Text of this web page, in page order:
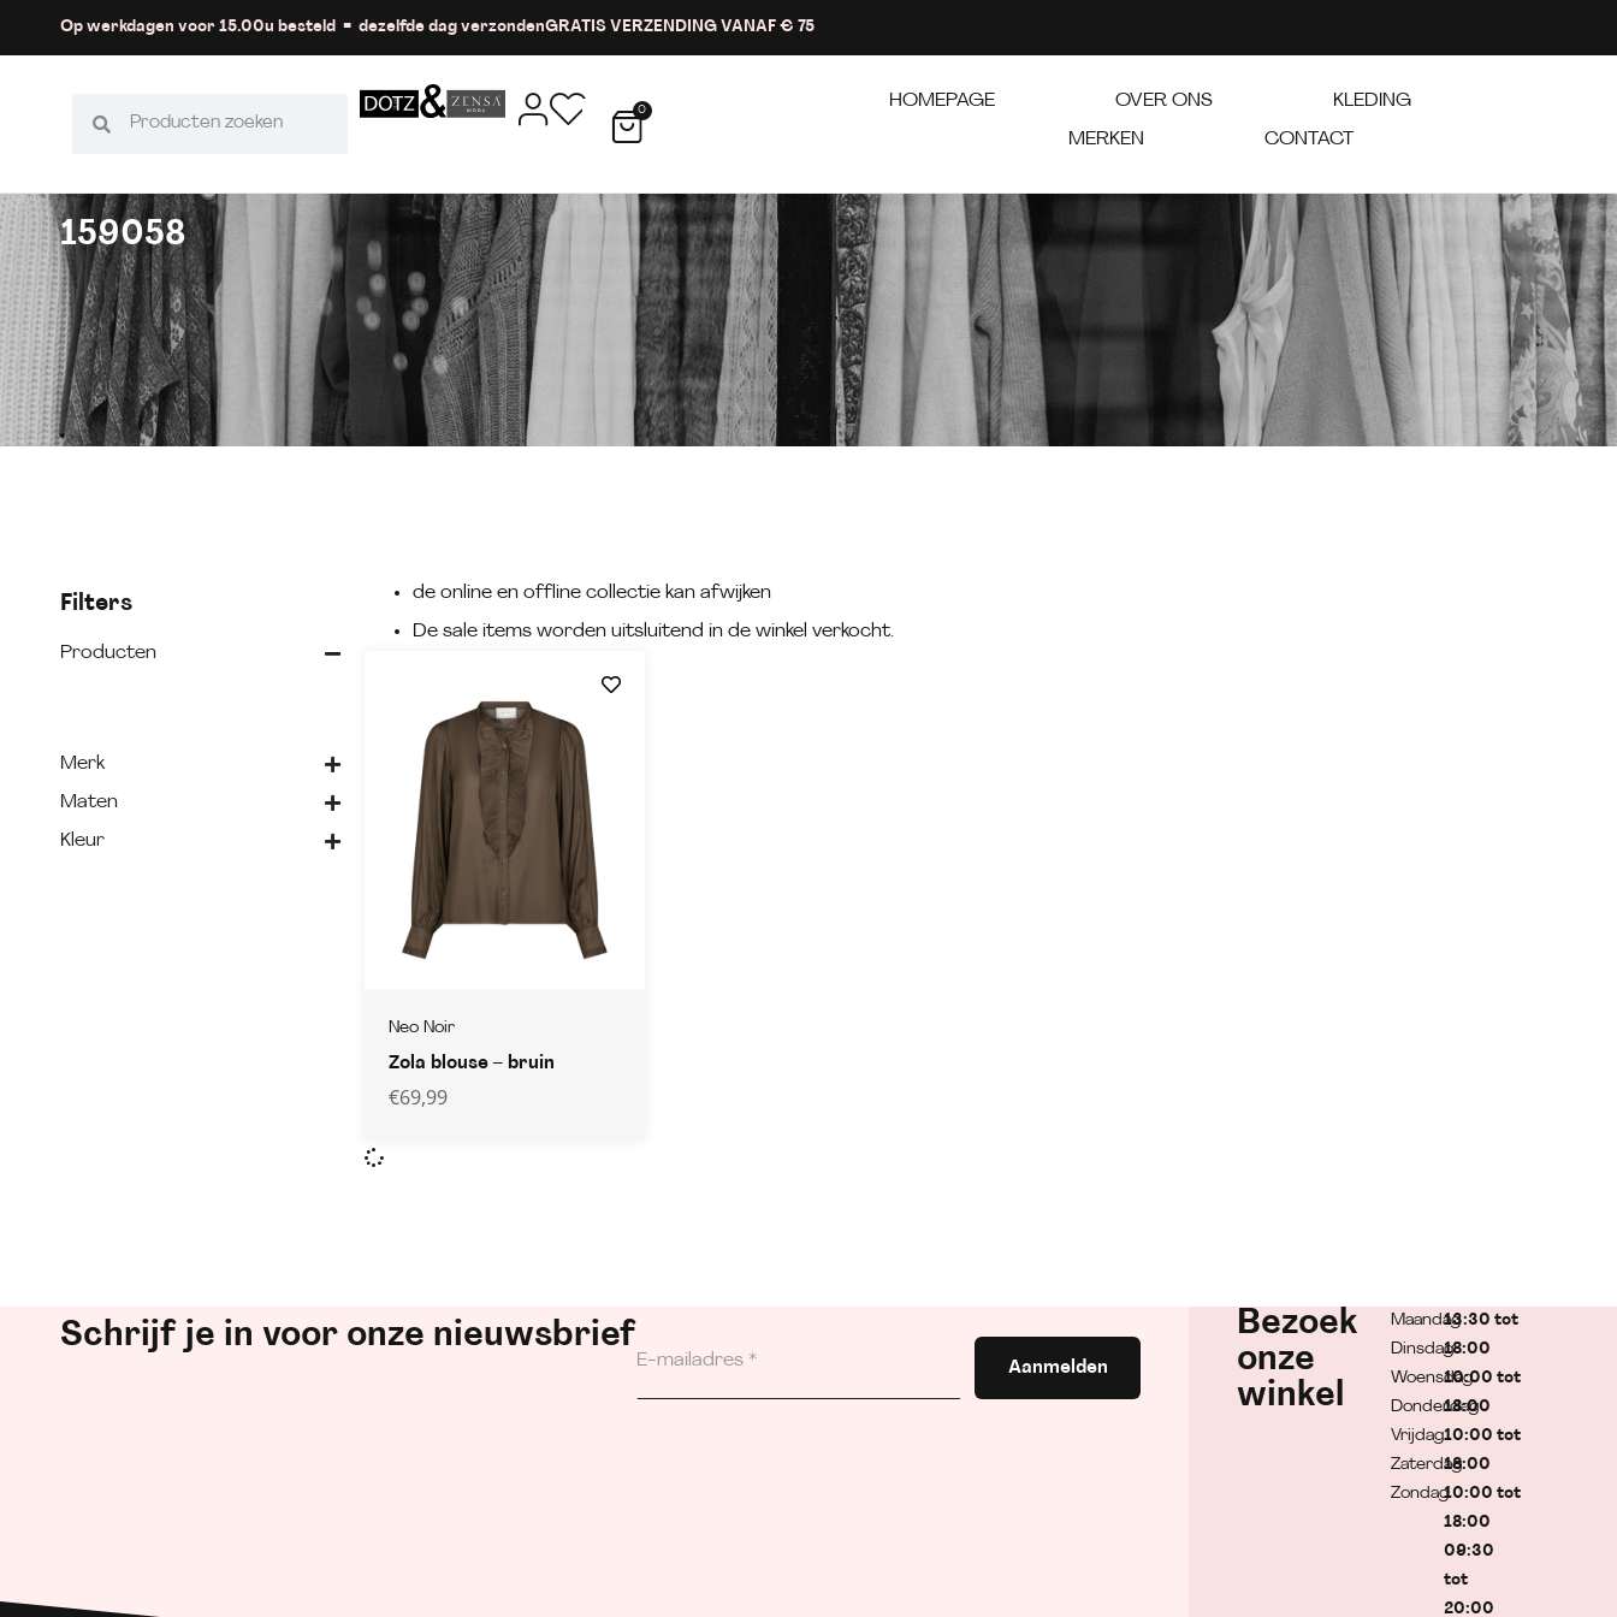
Op werkdagen voor 15.00u besteld = dezelfde dag verzondenGRATIS VERZENDING VANAF € 75
0 HOMEPAGE OVER ONS
KLEDING
MERKEN
CONTACT
159058
Filters
Producten
Merk
Maten
Kleur
de online en offline collectie kan afwijken
De sale items worden uitsluitend in de winkel verkocht.
Neo Noir
Zola blouse – bruin
€69,99
Schrijf je in voor onze nieuwsbrief
Aanmelden
Bezoek
onze
winkel
Maandag
Dinsdag
Woensdag
Donderdag
Vrijdag
Zaterdag
Zondag
13:30 tot
18:00
10:00 tot
18:00
10:00 tot
18:00
10:00 tot
18:00
09:30
tot
20:00